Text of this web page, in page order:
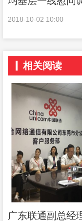
2018-10-02 10:00
相关阅读
广东联通副总经